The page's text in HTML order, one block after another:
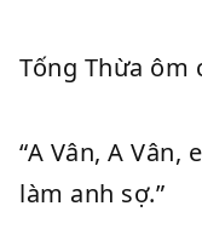
Tống Thừa ôm
“A Vân, A
làm anh sợ.”